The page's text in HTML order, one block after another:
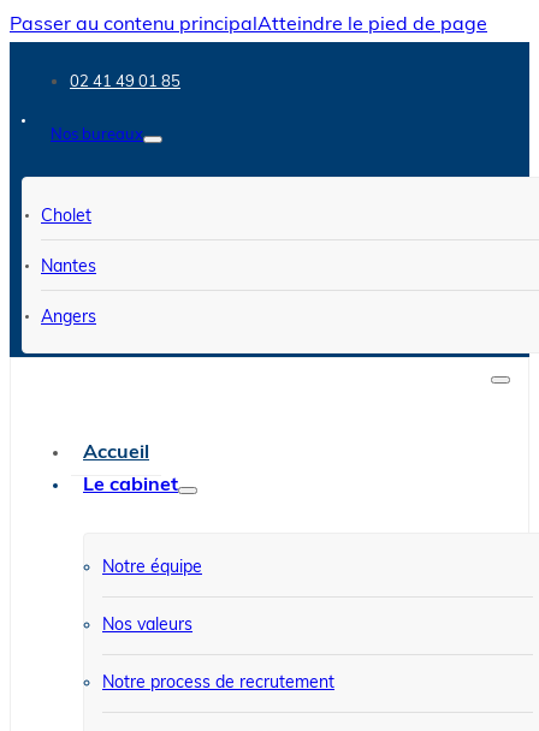
Passer au contenu principal Atteindre le pied de page
02 41 49 01 85
Nos bureaux
Cholet
Nantes
Angers
Accueil
Le cabinet
Notre équipe
Nos valeurs
Notre process de recrutement